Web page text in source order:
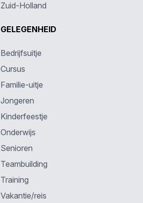
Zuid-Holland
GELEGENHEID
Bedrijfsuitje
Cursus
Familie-uitje
Jongeren
Kinderfeestje
Onderwijs
Senioren
Teambuilding
Training
Vakantie/reis